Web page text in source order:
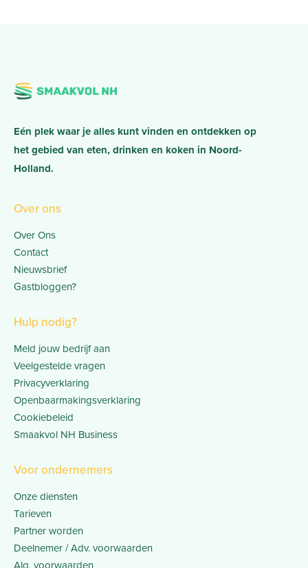
Eén plek waar je alles kunt vinden en ontdekken op
het gebied van eten, drinken en koken in Noord-
Holland.
Over ons
Over Ons
Contact
Nieuwsbrief
Gastbloggen?
Hulp nodig?
Meld jouw bedrijf aan
Veelgestelde vragen
Privacyverklaring
Openbaarmakingsverklaring
Cookiebeleid
Smaakvol NH Business
Voor ondernemers
Onze diensten
Tarieven
Partner worden
Deelnemer / Adv. voorwaarden